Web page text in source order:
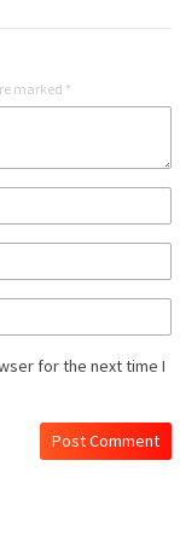
marked *
for the next time I